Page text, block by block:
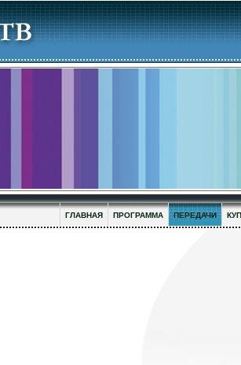
ГЛАВНАЯ ПРОГРАММА ПЕРЕДАЧИ